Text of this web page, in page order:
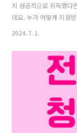
지 성공적으로 취득했다
데요. 누가 어떻게 지원
다. 1. 운전면허 학원비
운전면허 학원비의 50%
2024. 1. 29.(월) ~ 12.
지원이 마감되기 때문
겠습니다. 2. 지원대상
자* 취득일=운전면허증
2024. 7. 1.